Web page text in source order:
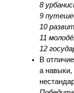
8
9
10
11
12
В
а навыки,